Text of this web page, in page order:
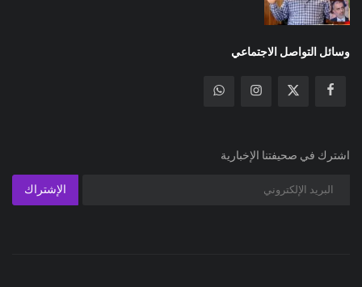
وسائل التواصل الاجتماعي
اشترك في صحيفتنا الإخبارية
الإشتراك